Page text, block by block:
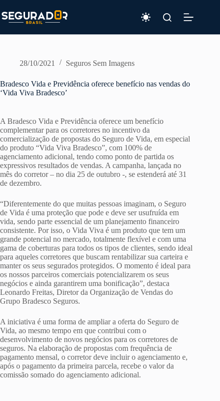
para
o
28/10/2021 Seguros Sem Imagens
Bradesco Vida e Previdência oferece benefício nas vendas do
‘Vida Viva Bradesco’
A Bradesco Vida e Previdência oferece um benefício
complementar para os corretores no incentivo da
comercialização de propostas do Seguro de Vida, em especial
do produto “Vida Viva Bradesco”, com 100% de
agenciamento adicional, tendo como ponto de partida os
expressivos resultados de vendas. A campanha, lançada no
mês do corretor – no dia 25 de outubro -, se estenderá até 31
de dezembro.
“Diferentemente do que muitas pessoas imaginam, o Seguro
de Vida é uma proteção que pode e deve ser usufruída em
vida, sendo parte essencial de um planejamento financeiro
consistente. Por isso, o Vida Viva é um produto que tem um
grande potencial no mercado, totalmente flexível e com uma
gama de coberturas para todos os tipos de clientes, sendo ideal
para aqueles corretores que buscam rentabilizar sua carteira e
manter os seus segurados protegidos. O momento é ideal para
os nossos parceiros comerciais potencializarem os seus
negócios e ainda garantirem uma bonificação”, destaca
Leonardo Freitas, Diretor da Organização de Vendas do
Grupo Bradesco Seguros.
A iniciativa é uma forma de ampliar a oferta do Seguro de
Vida, ao mesmo tempo em que contribui com o
desenvolvimento de novos negócios para os corretores de
seguros. Na elaboração de propostas com frequência de
pagamento mensal, o corretor deve incluir o agenciamento e,
após o pagamento da primeira parcela, recebe o valor da
comissão somado do agenciamento adicional.